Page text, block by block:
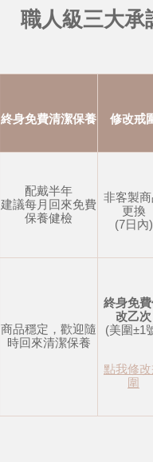
職人級三大承
終身免費清潔保養 修改戒
配戴半年
建議每月回來免費
保養健檢
非客製商
更換
(7日內)
商品穩定，歡迎隨
時回來清潔保養
終身免
改乙次
(美圍±1
點我修
圍